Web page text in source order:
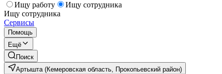
Ищу работу
Ищу сотрудника
Ищу сотрудника
Сервисы
Помощь
Ещё
Поиск
Артышта (Кемеровская область, Прокопьевский район)